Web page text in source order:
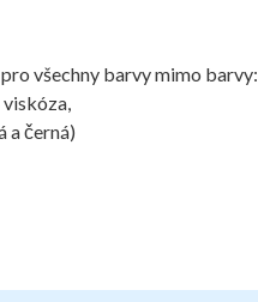
všechny barvy mimo barvy:
viskóza,
a černá)